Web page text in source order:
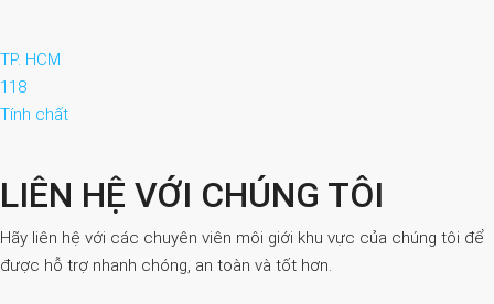
TP. HCM
118
Tính chất
LIÊN HỆ VỚI CHÚNG TÔI
Hãy liên hệ với các chuyên viên môi giới khu vực của chúng tôi để
được hỗ trợ nhanh chóng, an toàn và tốt hơn.